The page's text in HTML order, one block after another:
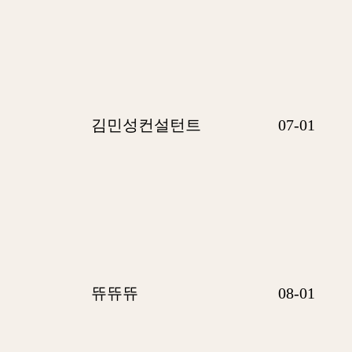
김민성컨설턴트 07-01
뜌뜌뜌 08-01